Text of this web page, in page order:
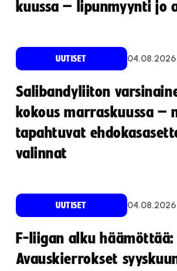
kuussa – lipunmyynti jo
UUTISET 04.08.2026
Salibandyliiton
kokous marraskuussa –
tapahtuvat
valinnat
UUTISET 04.08.2026
F-liigan alku häämöttää:
Avauskierrokset